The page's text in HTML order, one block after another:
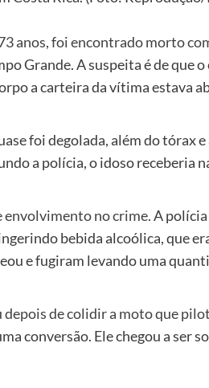
anos, foi encontrado morto
Grande. A suspeita é de que o
a carteira da vítima estava
foi degolada, além do tórax
a polícia, o idoso receberia
envolvimento no crime.A
bebida alcoólica, que
e fugiram levando uma
de colidir a moto que
conversão. Ele chegou a ser